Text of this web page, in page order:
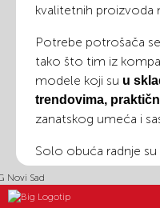
kvalitetnih proizvoda
Potrebe potrošača
tako što tim iz
modele koji su u
trendovima,
zanatskog umeća i
Solo obuća radnje
proizvode zaslužne
na međunarodnim